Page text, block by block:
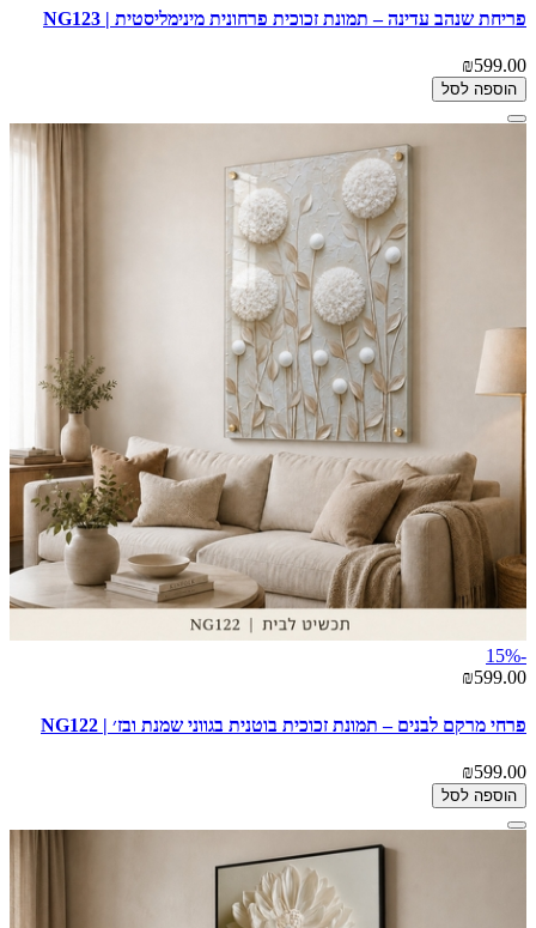
פריחת שנהב עדינה – תמונת זכוכית פרחונית מינימליסטית | NG123
₪599.00
הוספה לסל
-15%
₪599.00
פרחי מרקם לבנים – תמונת זכוכית בוטנית בגווני שמנת ובז׳ | NG122
₪599.00
הוספה לסל